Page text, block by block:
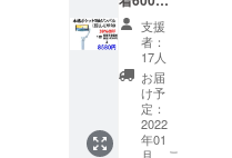
お問い合わ
せ先：キャ
ンプファイ
ヤーの問合
せ先からお
様限
定。本
格ポ
ケット3
軸ジン
バル
IZELL-
L7PRO
支援
者：
17人
お届
け予
定：
2022
年01